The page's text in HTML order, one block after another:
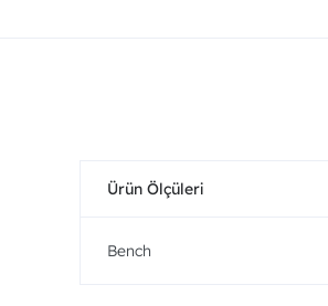
Ürün Ölçüleri
Bench